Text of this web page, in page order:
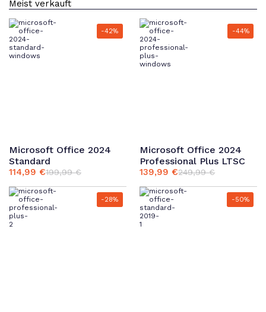
-28% -50%
-42%
Microsoft Office 2024
Standard
199,99€
Ursprünglicher
Preis
war:
199,99 €
114,99 €
Aktueller
Preis
ist:
114,99 €.
-44%
Microsoft Office 2024
Professional Plus LTSC
249,99€
Ursprünglicher
Preis
war:
249,99 €
139,99€
Aktueller
Preis
ist:
139,99 €.